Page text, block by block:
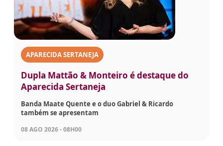
APARECIDA SERTANEJA
Dupla Mattão & Monteiro é destaque do
Aparecida Sertaneja
Banda Maate Quente e o duo Gabriel & Ricardo
também se apresentam
08 AGO 2026 - 08H00